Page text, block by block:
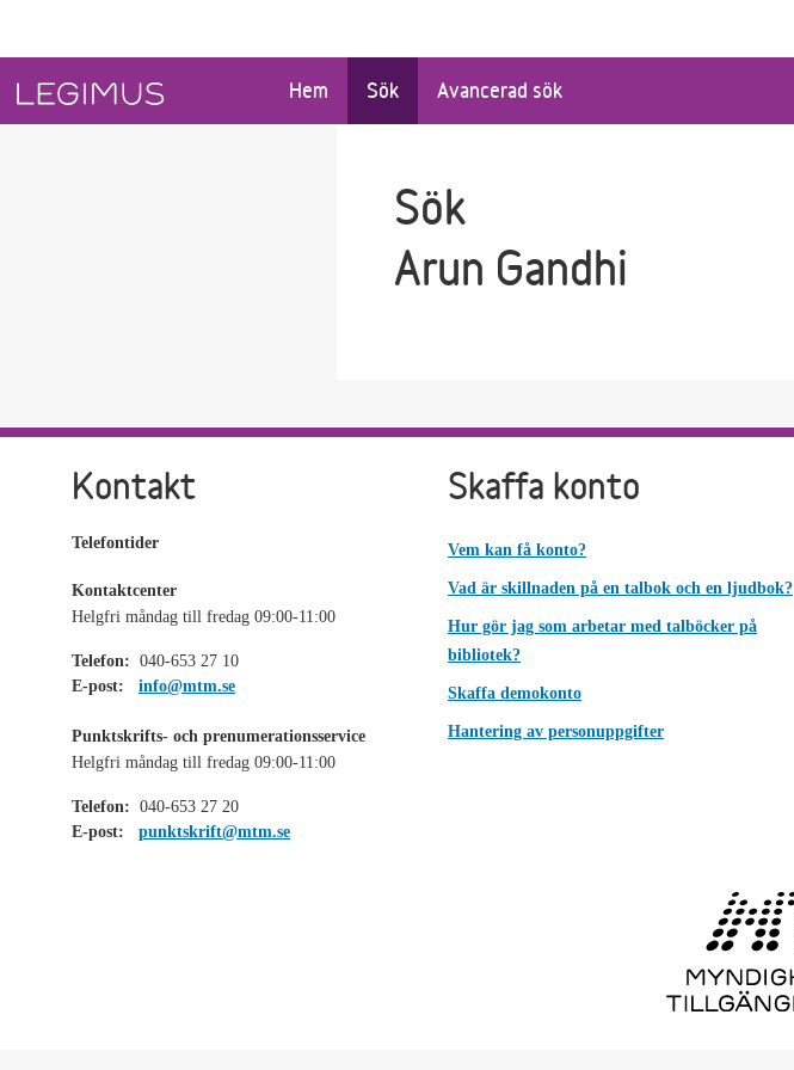
Hem Sök Avancerad sök
Sök
Arun Gandhi
Kontakt
Telefontider
Kontaktcenter
Helgfri måndag till fredag 09:00-11:00
Telefon: 040-653 27 10
E-post:
info@mtm.se
Punktskrifts- och prenumerationsservice
Helgfri måndag till fredag 09:00-11:00
Telefon: 040-653 27 20
E-post:
punktskrift@mtm.se
Skaffa konto
Vem kan få konto?
Vad är skillnaden på en talbok och en ljudbok?
Hur gör jag som arbetar med talböcker på
bibliotek?
Skaffa demokonto
Hantering av personuppgifter